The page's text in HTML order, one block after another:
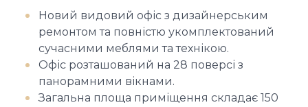
Новий видовий офіс з дизайнерським
ремонтом та повністю укомплектований
сучасними меблями та технікою.
Офіс розташований на 28 поверсі з
панорамними вікнами.
Загальна площа приміщення складає 150